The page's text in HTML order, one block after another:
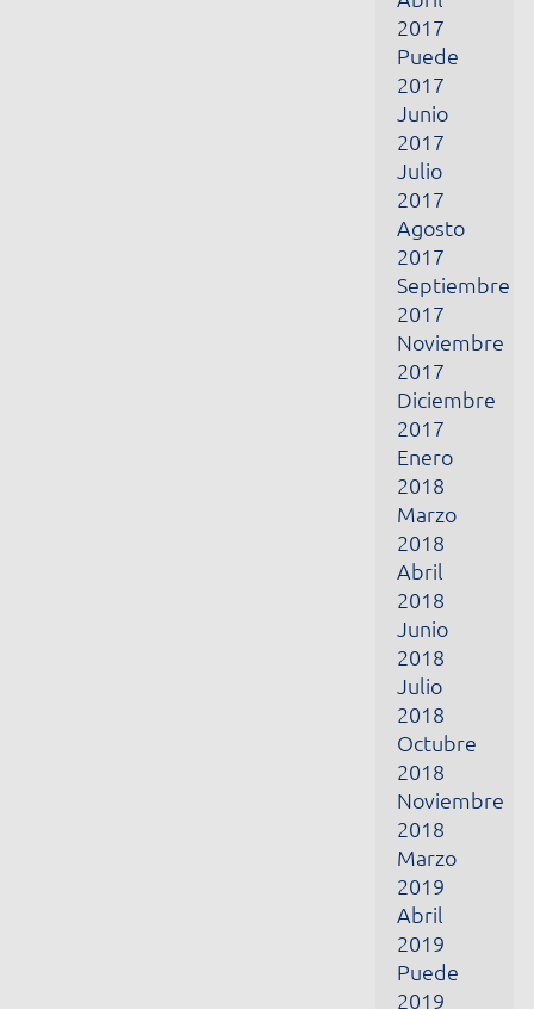
Junio
2017
Julio
2017
Agosto
2017
Septiembre
2017
Noviembre
2017
Diciembre
2017
Enero
2018
Marzo
2018
Abril
2018
Junio
2018
Julio
2018
Octubre
2018
Noviembre
2018
Marzo
2019
Abril
2019
Puede
2019
Junio
2019
Julio
2019
Agosto
2019
Septiembre